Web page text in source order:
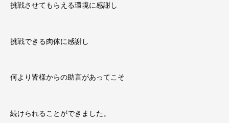
挑戦させてもらえる環境に感謝し
挑戦できる肉体に感謝し
何より皆様からの助言があってこそ
続けられることができました。